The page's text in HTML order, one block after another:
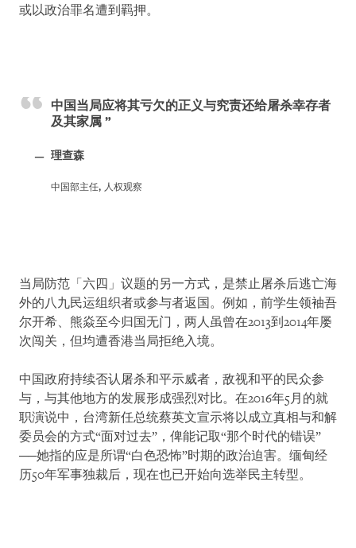
或以政治罪名遭到羁押。
中国当局应将其亏欠的正义与究责还给屠杀幸存者
及其家属
理查森
中国部主任, 人权观察
当局防范「六四」议题的另一方式，是禁止屠杀后逃亡海
外的八九民运组织者或参与者返国。例如，前学生领袖吾
尔开希、熊焱至今归国无门，两人虽曾在2013到2014年屡
次闯关，但均遭香港当局拒绝入境。
中国政府持续否认屠杀和平示威者，敌视和平的民众参
与，与其他地方的发展形成强烈对比。在2016年5月的就
职演说中，台湾新任总统蔡英文宣示将以成立真相与和解
委员会的方式“面对过去”，俾能记取“那个时代的错误”
──她指的应是所谓“白色恐怖”时期的政治迫害。缅甸经
历50年军事独裁后，现在也已开始向选举民主转型。